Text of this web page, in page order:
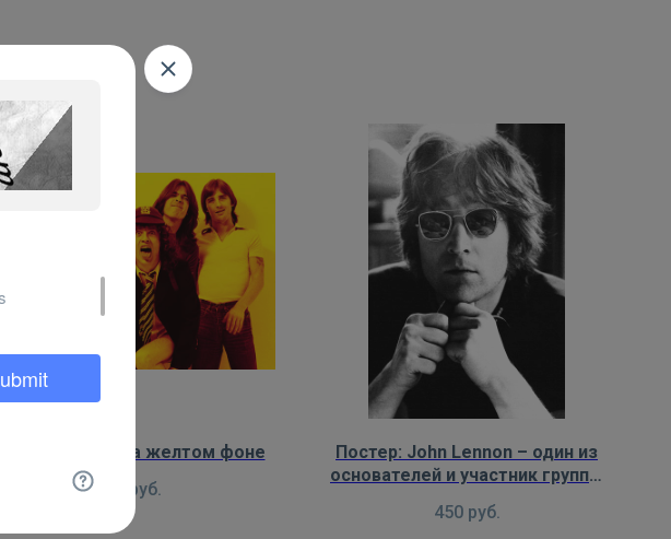
Постер: AC/DC на желтом фоне
руб.
Постер: John Lennon – один из
основателей и участник группы
450 руб.